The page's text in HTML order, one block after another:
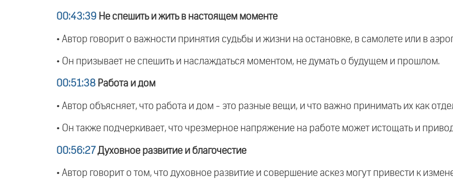
00:43:39 Не спешить и жить в настоящем моменте
• Автор говорит о важности принятия судьбы и жизни на остановке, в самолете или в
• Он призывает не спешить и наслаждаться моментом, не думать о будущем и прошлом.
00:51:38 Работа и дом
• Автор объясняет, что работа и дом - это разные вещи, и что важно принимать их как
• Он также подчеркивает, что чрезмерное напряжение на работе может истощать и
00:56:27 Духовное развитие и благочестие
• Автор говорит о том, что духовное развитие и совершение аскез могут привести к